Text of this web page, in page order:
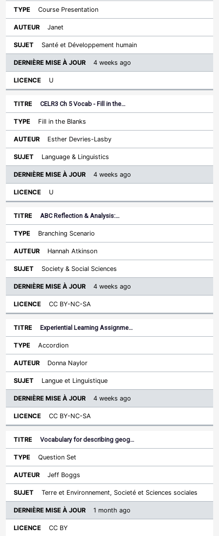
Course Presentation
Janet
Santé et Développement humain
4 weeks ago
U
CELR3 Ch 5 Vocab - Fill in the…
Fill in the Blanks
Esther Devries-Lasby
Language & Linguistics
4 weeks ago
U
ABC Reflection & Analysis:…
Branching Scenario
Hannah Atkinson
Society & Social Sciences
4 weeks ago
CC BY-NC-SA
Experiential Learning Assignme…
Accordion
Donna Naylor
Langue et Linguistique
4 weeks ago
CC BY-NC-SA
Vocabulary for describing geog…
Question Set
Jeff Boggs
Terre et Environnement, Societé et Sciences sociales
1 month ago
CC BY